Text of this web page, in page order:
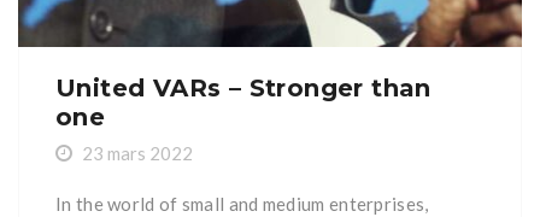
United VARs – Stronger than
one
23 mars 2022
In the world of small and medium enterprises,